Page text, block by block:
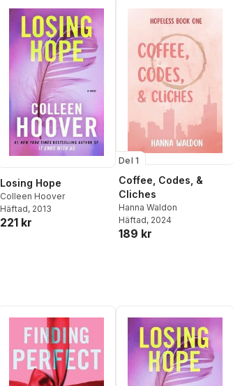
Losing Hope
Colleen Hoover
Häftad, 2013
221 kr
Del 1
Coffee, Codes, &
Cliches
Hanna Waldon
Häftad, 2024
189 kr